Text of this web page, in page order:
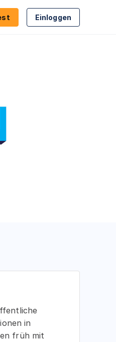
Einloggen
in
früh mit